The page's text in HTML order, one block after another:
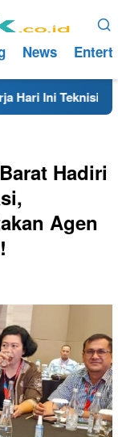
News
Ini Teknisi/
Hadiri
Agen